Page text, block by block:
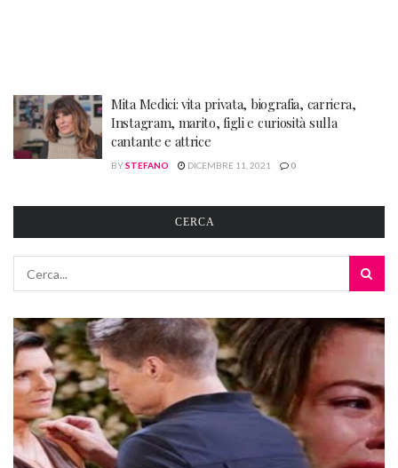
Mita Medici: vita privata, biografia, carriera,
Instagram, marito, figli e curiosità sulla
cantante e attrice
BYSTEFANO DICEMBRE 11, 2021 0
CERCA